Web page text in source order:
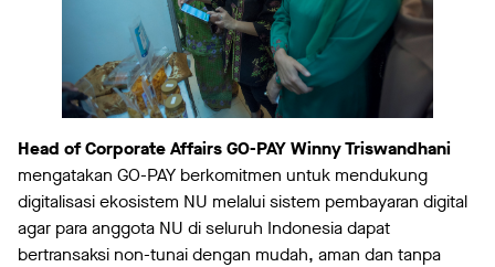
Head of Corporate Affairs GO-PAY Winny Triswandhani
mengatakan GO-PAY berkomitmen untuk mendukung
digitalisasi ekosistem NU melalui sistem pembayaran digital
agar para anggota NU di seluruh Indonesia dapat
bertransaksi non-tunai dengan mudah, aman dan tanpa